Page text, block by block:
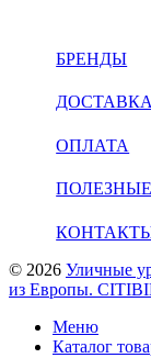
БРЕНДЫ
ДОСТАВКА
ОПЛАТА
© 2026 Уличные
из Европы.
Меню
Каталог